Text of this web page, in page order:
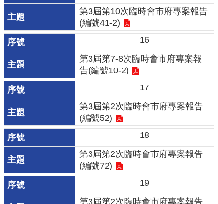
桃
園
市
政
R
S
S
E
n
g
l
i
s
第3屆第10次臨時會市府專案報告
(編號41-2)
16
第3屆第7-8次臨時會市府專案報
告(編號10-2)
17
第3屆第2次臨時會市府專案報告
(編號52)
18
第3屆第2次臨時會市府專案報告
(編號72)
19
第3屆第2次臨時會市府專案報告